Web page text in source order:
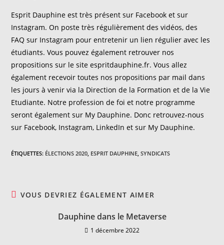
Esprit Dauphine est très présent sur Facebook et sur
Instagram. On poste très régulièrement des vidéos, des
FAQ sur Instagram pour entretenir un lien régulier avec les
étudiants. Vous pouvez également retrouver nos
propositions sur le site espritdauphine.fr. Vous allez
également recevoir toutes nos propositions par mail dans
les jours à venir via la Direction de la Formation et de la Vie
Etudiante. Notre profession de foi et notre programme
seront également sur My Dauphine. Donc retrouvez-nous
sur Facebook, Instagram, LinkedIn et sur My Dauphine.
ÉTIQUETTES: ÉLECTIONS 2020, ESPRIT DAUPHINE, SYNDICATS
VOUS DEVRIEZ ÉGALEMENT AIMER
Dauphine dans le Metaverse
1 décembre 2022